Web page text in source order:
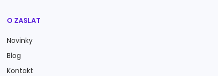
O ZASLAT
Novinky
Blog
Kontakt